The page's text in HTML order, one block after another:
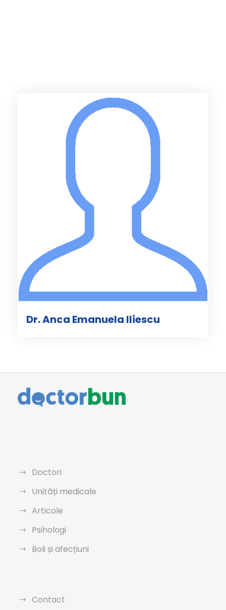
Dr. Anca Emanuela Iliescu
Doctori
Unități medicale
Articole
Psihologi
Boli și afecțiuni
Contact